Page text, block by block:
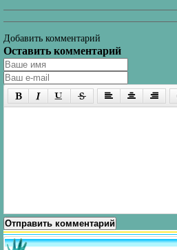
Добавить комментарий
Оставить комментарий
Отправить комментарий